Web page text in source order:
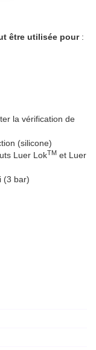
être utilisée pour :
la vérification de
(silicone)
Luer LokTM et Luer
(3 bar)